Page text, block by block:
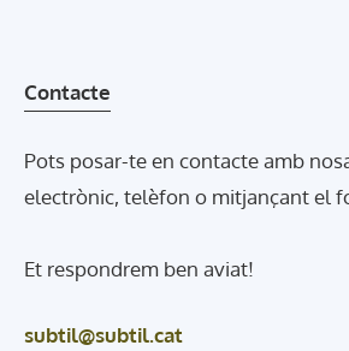
Contacte
Pots posar-te en contacte amb
electrònic, telèfon o mitjançant el
Et respondrem ben aviat!
subtil@subtil.cat